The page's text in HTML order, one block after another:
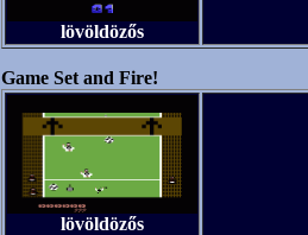
lövöldözős
Game Set and Fire!
lövöldözős